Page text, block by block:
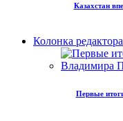
Казахстан
Колонка редактора
Первые